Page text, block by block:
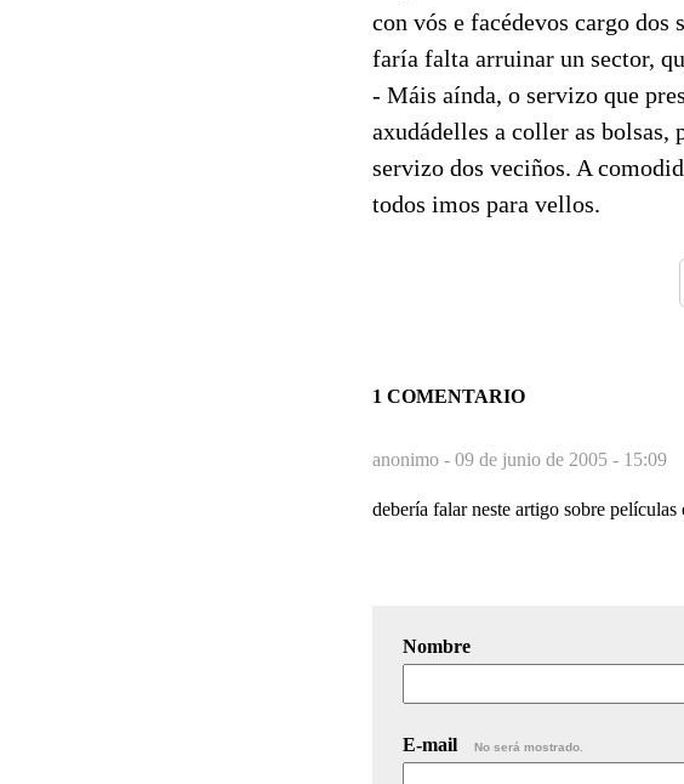
con vós e facédevos cargo
faría falta arruinar un sector,
- Máis aínda, o servizo que
axudádelles a coller as bolsas,
servizo dos veciños. A
todos imos para vellos.
1 COMENTARIO
anonimo - 09 de junio de 2005 - 15:09
debería falar neste artigo sobre
Nombre
E-mail No será mostrado.